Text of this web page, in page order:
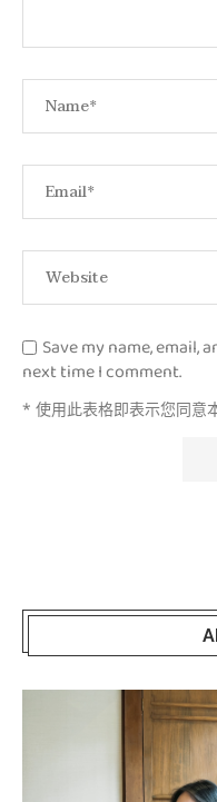
Save my name,
next time I comment.
* 使用此表格即表示您同意